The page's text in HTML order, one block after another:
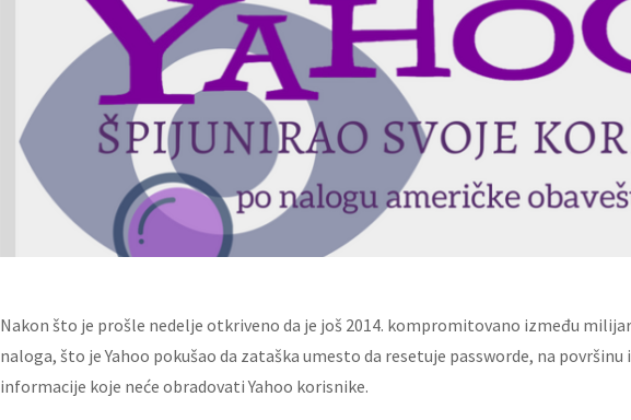
Nakon što je prošle nedelje otkriveno da je još 2014. kompromitovano između
naloga, što je Yahoo pokušao da zataška umesto da resetuje passworde, na površinu
informacije koje neće obradovati Yahoo korisnike.